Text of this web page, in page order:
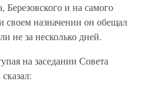
и на самого
назначении он обещал
не за несколько дней.
на заседании Совета